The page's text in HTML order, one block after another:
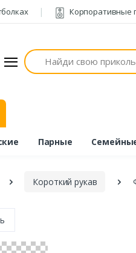
Корпоративные
Поиск
Парные
Короткий рукав